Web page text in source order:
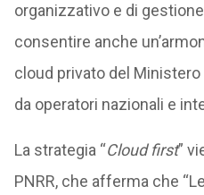
organizzativo e di
consentire anche
cloud privato del
da operatori nazionali e
La strategia “Cloud first”
PNRR, che afferma che